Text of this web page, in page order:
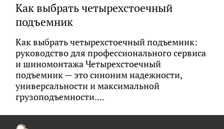
Как выбрать четырехстоечный
подъемник
Как выбрать четырехстоечный подъемник:
руководство для профессионального сервиса
и шиномонтажа Четырехстоечный
подъемник — это синоним надежности,
универсальности и максимальной
грузоподъемности....